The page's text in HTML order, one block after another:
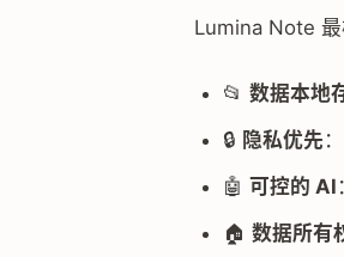
Lumina Note
📂 数据本地
🔒 隐私优先
🤖 可控的 AI
🏠 数据所有